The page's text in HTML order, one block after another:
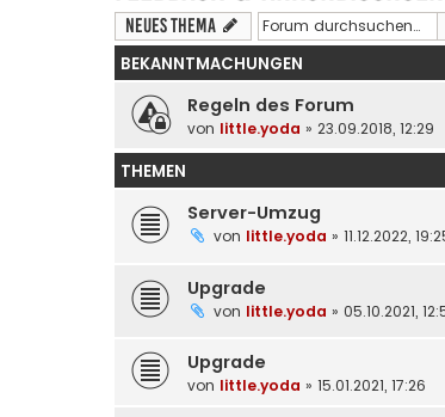
Neues Thema
BEKANNTMACHUNGEN
Regeln des Forum
von little.yoda » 23.09.2018, 12:29
THEMEN
Server-Umzug
von little.yoda » 11.12.2022,
Upgrade
von little.yoda » 05.10.2021,
Upgrade
von little.yoda » 15.01.2021, 17:26